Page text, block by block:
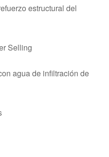
estructural del
Selling
agua de infiltración de